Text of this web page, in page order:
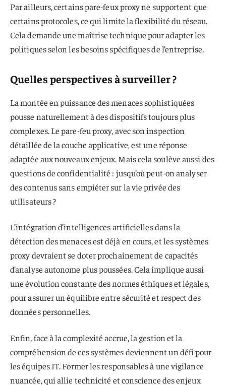
Par ailleurs, certains pare-feux proxy ne supportent que
certains protocoles, ce qui limite la flexibilité du réseau.
Cela demande une maîtrise technique pour adapter les
politiques selon les besoins spécifiques de l’entreprise.
Quelles perspectives à surveiller ?
La montée en puissance des menaces sophistiquées
pousse naturellement à des dispositifs toujours plus
complexes. Le pare-feu proxy, avec son inspection
détaillée de la couche applicative, est une réponse
adaptée aux nouveaux enjeux. Mais cela soulève aussi des
questions de confidentialité : jusqu’où peut-on analyser
des contenus sans empiéter sur la vie privée des
utilisateurs ?
L’intégration d’intelligences artificielles dans la
détection des menaces est déjà en cours, et les systèmes
proxy devraient se doter prochainement de capacités
d’analyse autonome plus poussées. Cela implique aussi
une évolution constante des normes éthiques et légales,
pour assurer un équilibre entre sécurité et respect des
données personnelles.
Enfin, face à la complexité accrue, la gestion et la
compréhension de ces systèmes deviennent un défi pour
les équipes IT. Former les responsables à une vigilance
nuancée, qui allie technicité et conscience des enjeux